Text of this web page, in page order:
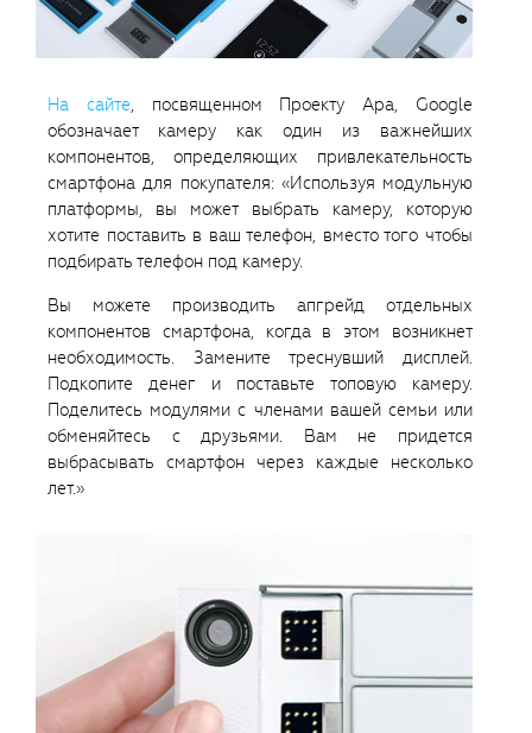
На сайте, посвященном Проекту Ара, Google
обозначает камеру как один из важнейших
компонентов, определяющих привлекательность
смартфона для покупателя: «Используя модульную
платформы, вы может выбрать камеру, которую
хотите поставить в ваш телефон, вместо того чтобы
подбирать телефон под камеру.
Вы можете производить апгрейд отдельных
компонентов смартфона, когда в этом возникнет
необходимость. Замените треснувший дисплей.
Подкопите денег и поставьте топовую камеру.
Поделитесь модулями с членами вашей семьи или
обменяйтесь с друзьями. Вам не придется
выбрасывать смартфон через каждые несколько
лет.»